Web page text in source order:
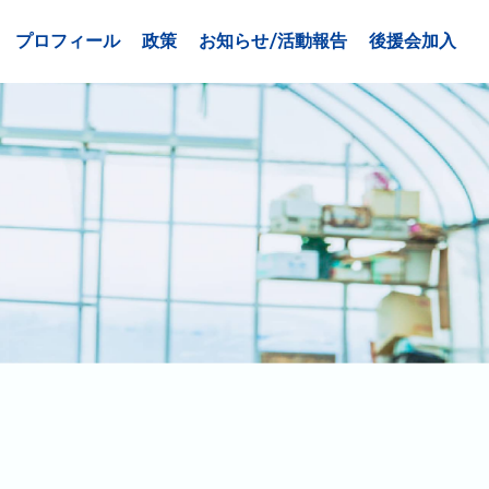
プロフィール 政策 お知らせ/活動報告 後援会加入